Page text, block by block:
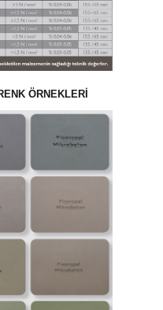
ÖRNEKLERİ